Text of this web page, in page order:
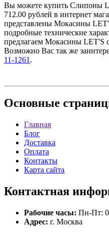
Вы можете купить Слипоны
712.00 рублей в интернет
представлены Мокасины
подробные технические
предлагаем Мокасины LET'S
Возможно Вас так же
11-1261 .
Основные
Главная
Блог
Доставка
Оплата
Контакты
Карта сайта
Контактная
Рабочие часы: Пн-Пт:
Адрес: г. Москва